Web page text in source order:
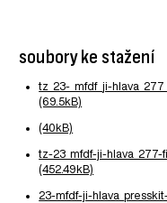
soubory ke stažení
tz_23-_mfdf_ji-
(69.5kB)
(40kB)
tz-23_mfdf-ji-
(452.49kB)
23-mfdf-ji-